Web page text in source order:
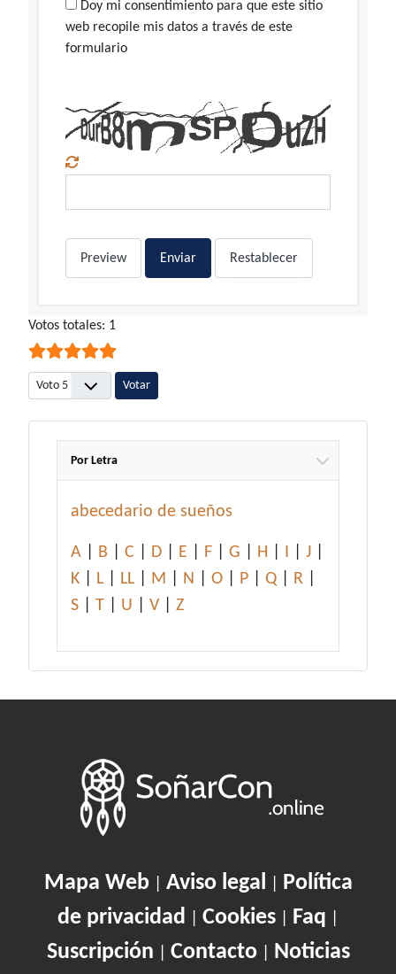
Doy mi consentimiento para que este sitio
web recopile mis datos a través de este
formulario
Preview Enviar Restablecer
Ratio:5/5
Votos totales: 1
Por favor, vote
Por Letra
abecedario de sueños
A B C D E F G H I J
K
L LL M N O P Q R
S
T U V Z
Mapa Web| Aviso legal
Política
de privacidad
Cookies Faq
Suscripción Contacto| Noticias